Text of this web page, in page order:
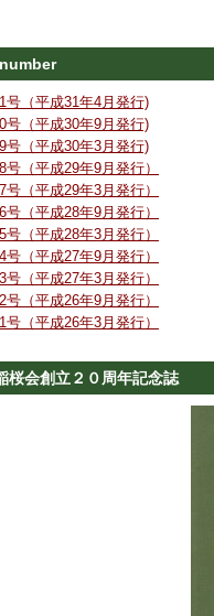
号（平成31年4月発行)
号（平成30年9月発行)
号（平成30年3月発行)
号（平成29年9月発行）
号（平成29年3月発行）
号（平成28年9月発行）
号（平成28年3月発行）
号（平成27年9月発行）
号（平成27年3月発行）
号（平成26年9月発行）
号（平成26年3月発行）
桜会創立２０周年記念誌